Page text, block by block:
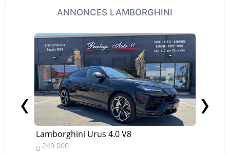
ANNONCES LAMBORGHINI
Lamborghini Urus 4.0 V8
 249 000
‹ ›